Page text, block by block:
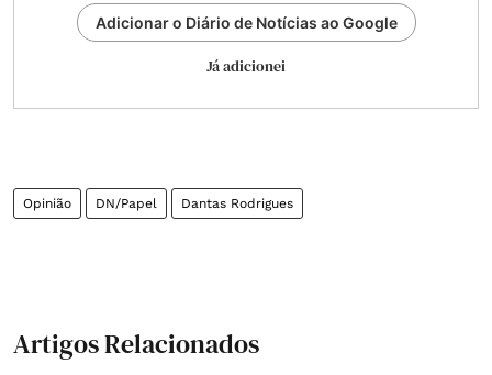
Adicionar o Diário de Notícias ao Google
Já adicionei
Opinião DN/Papel Dantas Rodrigues
Artigos Relacionados